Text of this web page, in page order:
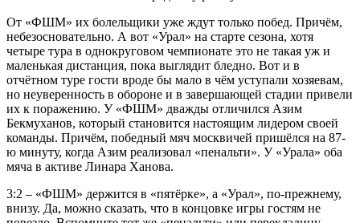
От «ФШМ» их болельщики уже ждут только побед. Причём,
небезосновательно. А вот «Урал» на старте сезона, хотя
четыре тура в однокруговом чемпионате это не такая уж и
маленькая дистанция, пока выглядит бледно. Вот и в
отчётном туре гости вроде бы мало в чём уступали хозяевам,
но неуверенность в обороне и в завершающей стадии привели
их к поражению. У «ФШМ» дважды отличился Азим
Бекмуханов, который становится настоящим лидером своей
команды. Причём, победный мяч москвичей пришёлся на 87-
ю минуту, когда Азим реализовал «пенальти». У «Урала» оба
мяча в активе Линара Ханова.
3:2 – «ФШМ» держится в «пятёрке», а «Урал», по-прежнему,
внизу. Да, можно сказать, что в концовке игры гостям не